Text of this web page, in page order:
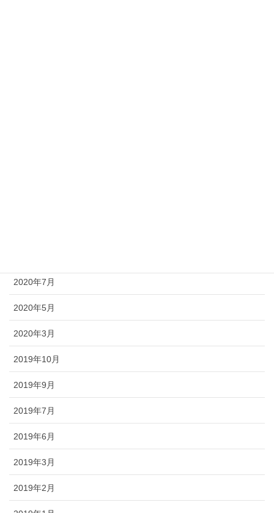
2020年7月
2020年5月
2020年3月
2019年10月
2019年9月
2019年7月
2019年6月
2019年3月
2019年2月